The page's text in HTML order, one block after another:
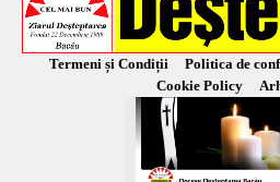
Termeni și Condiții Politica de
Cookie Policy